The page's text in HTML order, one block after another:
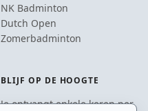
NK Badminton
Dutch Open
Zomerbadminton
BLIJF OP DE HOOGTE
Je ontvangt enkele keren per